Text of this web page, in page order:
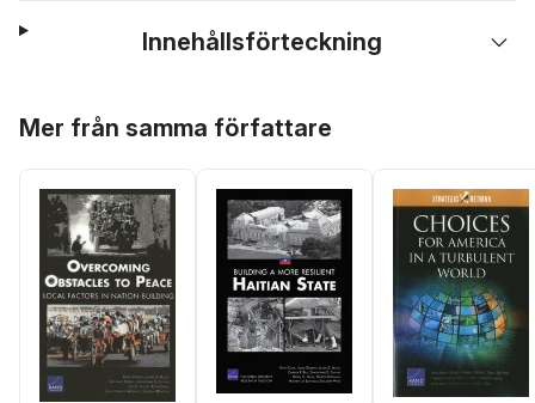
Innehållsförteckning
Mer från samma författare